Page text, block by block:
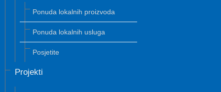
Ponuda lokalnih proizvoda
Ponuda lokalnih usluga
Posjetite
Projekti